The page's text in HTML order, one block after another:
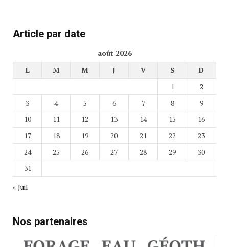
Article par date
août 2026
L
M M J V S
D
1
2
3
4 5 6 7 8
9
10
11 12 13 14 15
16
17
18 19 20 21 22
23
24
25 26 27 28 29
30
31
« Juil
Nos partenaires